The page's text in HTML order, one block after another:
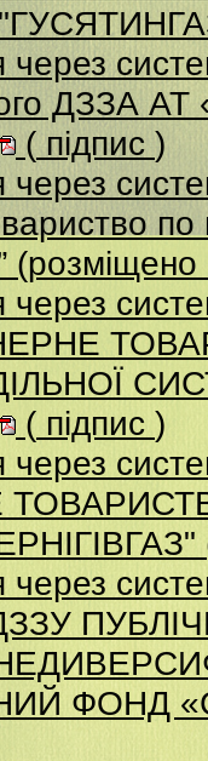
через
ДЗЗА АТ
( підпис )
через
по
через
( підпис )
через
через
ДЗЗУ
ФОНД